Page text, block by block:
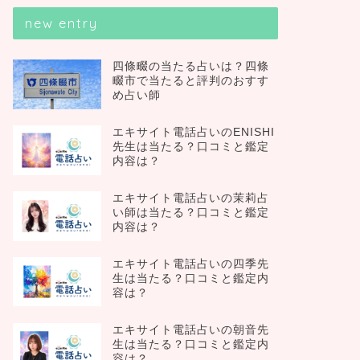
new entry
四條畷の当たる占いは？四條
畷市で当たると評判のおすす
め占い師
エキサイト電話占いのENISHI
先生は当たる？口コミと鑑定
内容は？
エキサイト電話占いの茉莉占
い師は当たる？口コミと鑑定
内容は？
エキサイト電話占いの四季先
生は当たる？口コミと鑑定内
容は？
エキサイト電話占いの朝音先
生は当たる？口コミと鑑定内